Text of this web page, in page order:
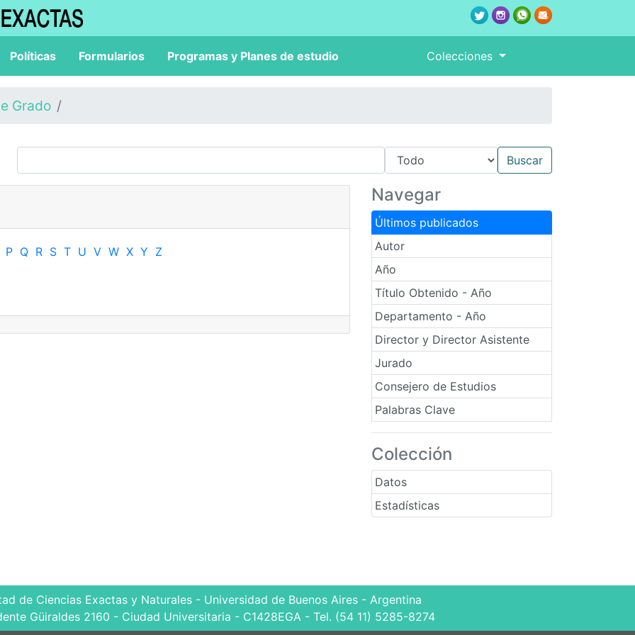
Políticas Formularios Programas y Planes de estudio Colecciones
Grado
Navegar
Últimos publicados
Autor
Año
Título Obtenido - Año
Departamento - Año
Director y Director Asistente
Jurado
Consejero de Estudios
Palabras Clave
Colección
Datos
Estadísticas
P Q R S T U V W X Y Z
de Ciencias Exactas y Naturales - Universidad de Buenos Aires - Argentina
Güiraldes 2160 - Ciudad Universitaria - C1428EGA - Tel. (54 11) 5285-8274